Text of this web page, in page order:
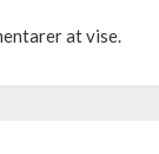
at vise.